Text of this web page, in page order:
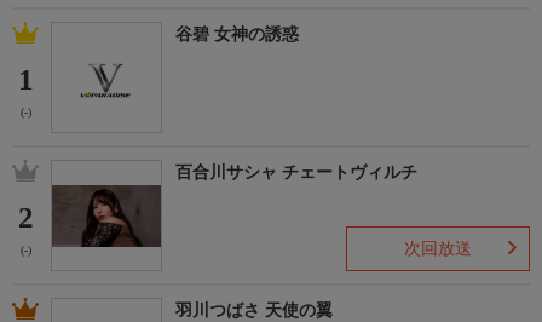
1
(-)
谷碧 女神の誘惑
2
(-)
百合川サシャ チェートヴィルチ
次回放送
羽川つばさ 天使の翼